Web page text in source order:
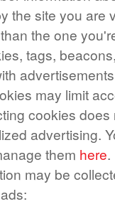
the site you are
the one
tags,
may limit
cookies
advertising.
them here.
may be